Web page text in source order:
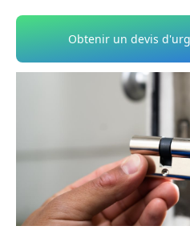
Obtenir un devis